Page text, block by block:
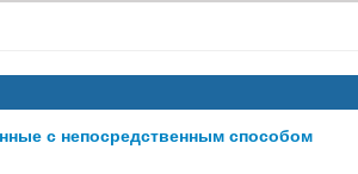
с непосредственным способом